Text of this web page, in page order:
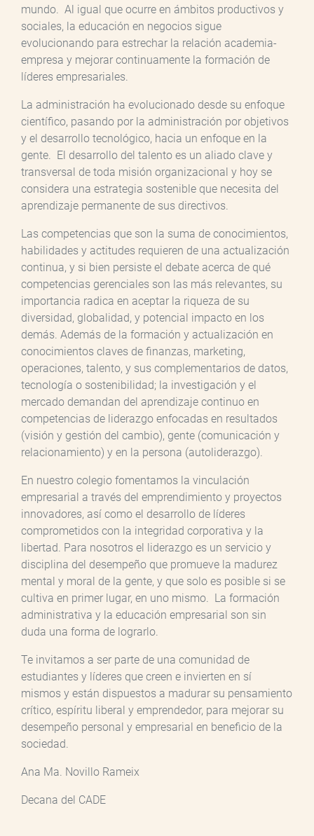
mundo. Al igual que ocurre en ámbitos productivos y
sociales, la educación en negocios sigue
evolucionando para estrechar la relación academia-
empresa y mejorar continuamente la formación de
líderes empresariales.
La administración ha evolucionado desde su enfoque
científico, pasando por la administración por objetivos
y el desarrollo tecnológico, hacia un enfoque en la
gente. El desarrollo del talento es un aliado clave y
transversal de toda misión organizacional y hoy se
considera una estrategia sostenible que necesita del
aprendizaje permanente de sus directivos.
Las competencias que son la suma de conocimientos,
habilidades y actitudes requieren de una actualización
continua, y si bien persiste el debate acerca de qué
competencias gerenciales son las más relevantes, su
importancia radica en aceptar la riqueza de su
diversidad, globalidad, y potencial impacto en los
demás. Además de la formación y actualización en
conocimientos claves de finanzas, marketing,
operaciones, talento, y sus complementarios de datos,
tecnología o sostenibilidad; la investigación y el
mercado demandan del aprendizaje continuo en
competencias de liderazgo enfocadas en resultados
(visión y gestión del cambio), gente (comunicación y
relacionamiento) y en la persona (autoliderazgo).
En nuestro colegio fomentamos la vinculación
empresarial a través del emprendimiento y proyectos
innovadores, así como el desarrollo de líderes
comprometidos con la integridad corporativa y la
libertad. Para nosotros el liderazgo es un servicio y
disciplina del desempeño que promueve la madurez
mental y moral de la gente, y que solo es posible si se
cultiva en primer lugar, en uno mismo. La formación
administrativa y la educación empresarial son sin
duda una forma de lograrlo.
Te invitamos a ser parte de una comunidad de
estudiantes y líderes que creen e invierten en sí
mismos y están dispuestos a madurar su pensamiento
crítico, espíritu liberal y emprendedor, para mejorar su
desempeño personal y empresarial en beneficio de la
sociedad.
Ana Ma. Novillo Rameix
Decana del CADE